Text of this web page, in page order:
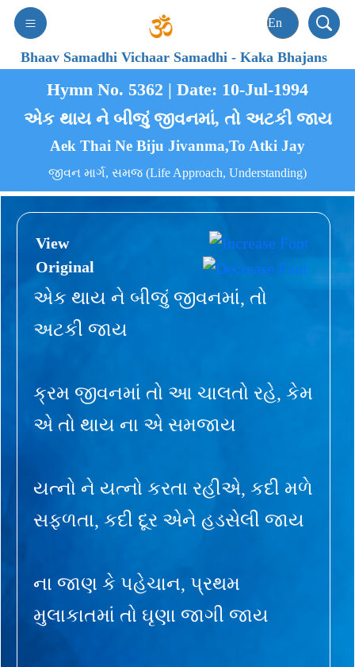
Bhaav Samadhi Vichaar Samadhi-Kaka Bhajans
Hymn No. 5362 | Date: 10-Jul-1994
એક થાય ને બીજું જીવનમાં, તો અટકી જાય
Aek Thai Ne Biju Jivanma,To Atki Jay
જીવન માર્ગ, સમજ (Life Approach, Understanding)
View
Original
એક થાય ને બીજું જીવનમાં, તો
અટકી જાય
ક્રમ જીવનમાં તો આ ચાલતો રહે, કેમ
એ તો થાય ના એ સમજાય
યત્નો ને યત્નો કરતા રહીએ, કદી મળે
સફળતા, કદી દૂર એને હડસેલી જાય
ના જાણ કે પહેચાન, પ્રથમ
મુલાકાતમાં તો ઘૃણા જાગી જાય